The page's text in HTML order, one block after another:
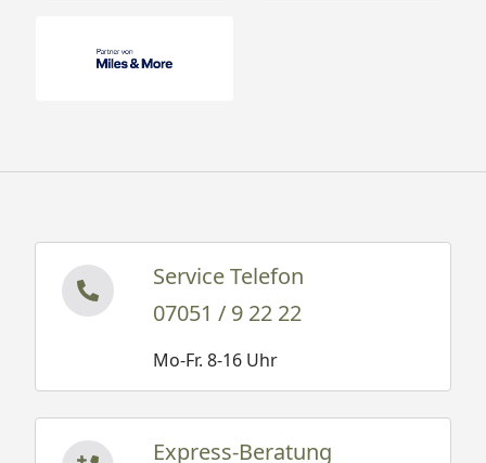
Service Telefon
07051 / 9 22 22
Mo-Fr. 8-16 Uhr
Express-Beratung